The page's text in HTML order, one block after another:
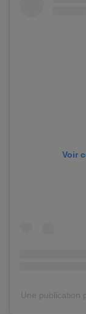
Voir
Une publication